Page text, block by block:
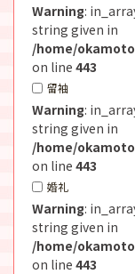
Warning:
string given in
/home/
on line 443
留袖
Warning:
string given in
/home/
on line 443
婚礼
Warning:
string given in
/home/
on line 443